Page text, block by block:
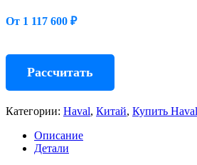
От 1 117 600 ₽
Рассчитать
Категории: Haval, Китай, Купить
Описание
Детали